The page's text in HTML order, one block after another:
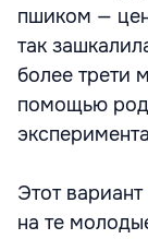
пшиком —
так
более трети
помощью
Этот
на те